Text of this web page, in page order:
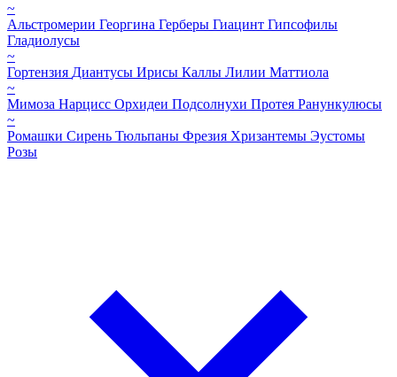
~
Альстромерии Георгина Герберы Гиацинт Гипсофилы
Гладиолусы
~
Гортензия Диантусы Ирисы Каллы Лилии Маттиола
~
Мимоза Нарцисс Орхидеи Подсолнухи Протея Ранункулюсы
~
Ромашки Сирень Тюльпаны Фрезия Хризантемы Эустомы
Розы